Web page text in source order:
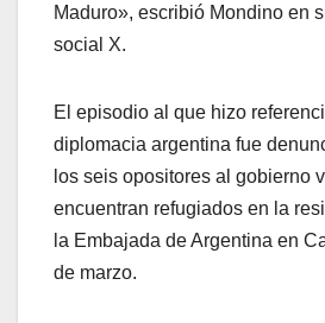
Maduro», escribió Mondino en
social X.
El episodio al que hizo
diplomacia argentina fue
los seis opositores al gobierno
encuentran refugiados en la
la Embajada de Argentina en
de marzo.